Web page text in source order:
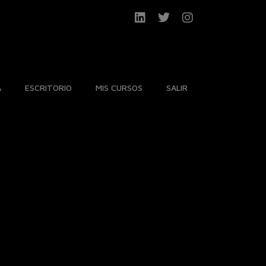
ESCRITORIO MIS CURSOS SALIR